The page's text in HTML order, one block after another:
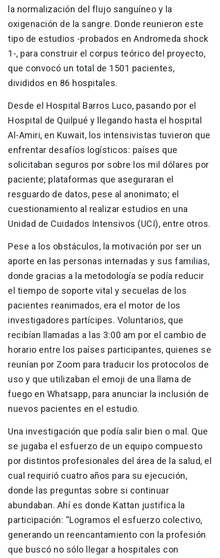
la normalización del flujo sanguíneo y la
oxigenación de la sangre. Donde reunieron este
tipo de estudios -probados en Andromeda shock
1-, para construir el corpus teórico del proyecto,
que convocó un total de 1501 pacientes,
divididos en 86 hospitales.
Desde el Hospital Barros Luco, pasando por el
Hospital de Quilpué y llegando hasta el hospital
Al-Amiri, en Kuwait, los intensivistas tuvieron que
enfrentar desafíos logísticos: países que
solicitaban seguros por sobre los mil dólares por
paciente; plataformas que aseguraran el
resguardo de datos, pese al anonimato; el
cuestionamiento al realizar estudios en una
Unidad de Cuidados Intensivos (UCI), entre otros.
Pese a los obstáculos, la motivación por ser un
aporte en las personas internadas y sus familias,
donde gracias a la metodología se podía reducir
el tiempo de soporte vital y secuelas de los
pacientes reanimados, era el motor de los
investigadores partícipes. Voluntarios, que
recibían llamadas a las 3:00 am por el cambio de
horario entre los países participantes, quienes se
reunían por Zoom para traducir los protocolos de
uso y que utilizaban el emoji de una llama de
fuego en Whatsapp, para anunciar la inclusión de
nuevos pacientes en el estudio.
Una investigación que podía salir bien o mal. Que
se jugaba el esfuerzo de un equipo compuesto
por distintos profesionales del área de la salud, el
cual requirió cuatro años para su ejecución,
donde las preguntas sobre si continuar
abundaban. Ahí es donde Kattan justifica la
participación: “Logramos el esfuerzo colectivo,
generando un reencantamiento con la profesión
que buscó no sólo llegar a hospitales con